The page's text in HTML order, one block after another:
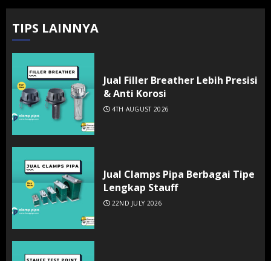
TIPS LAINNYA
Jual Filler Breather Lebih Presisi
& Anti Korosi
4TH AUGUST 2026
Jual Clamps Pipa Berbagai Tipe
Lengkap Stauff
22ND JULY 2026